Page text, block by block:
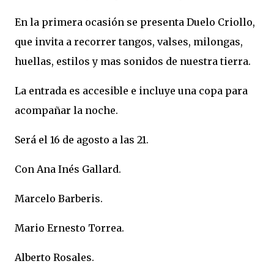
En la primera ocasión se presenta Duelo Criollo,
que invita a recorrer tangos, valses, milongas,
huellas, estilos y mas sonidos de nuestra tierra.
La entrada es accesible e incluye una copa para
acompañar la noche.
Será el 16 de agosto a las 21.
Con Ana Inés Gallard.
Marcelo Barberis.
Mario Ernesto Torrea.
Alberto Rosales.